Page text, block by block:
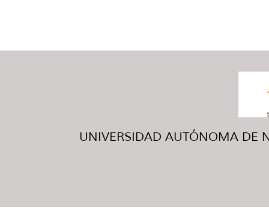
UNIVERSIDAD AUTÓNOMA DE